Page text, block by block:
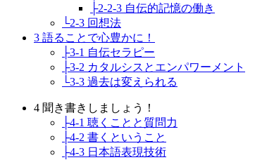
├2-2-3 自伝的記憶の働き
└2-3 回想法
3 語ることで心豊かに！
├3-1 自伝セラピー
├3-2 カタルシスとエンパワーメント
└3-3 過去は変えられる
4 聞き書きしましょう！
├4-1 聴くことと質問力
├4-2 書くということ
├4-3 日本語表現技術